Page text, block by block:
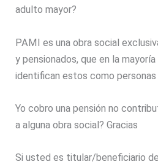
adulto mayor?
PAMI es una obra social
y pensionados, que en la
identifican estos como personas
Yo cobro una pensión no
a alguna obra social? Gracias
Si usted es titular/beneficiario